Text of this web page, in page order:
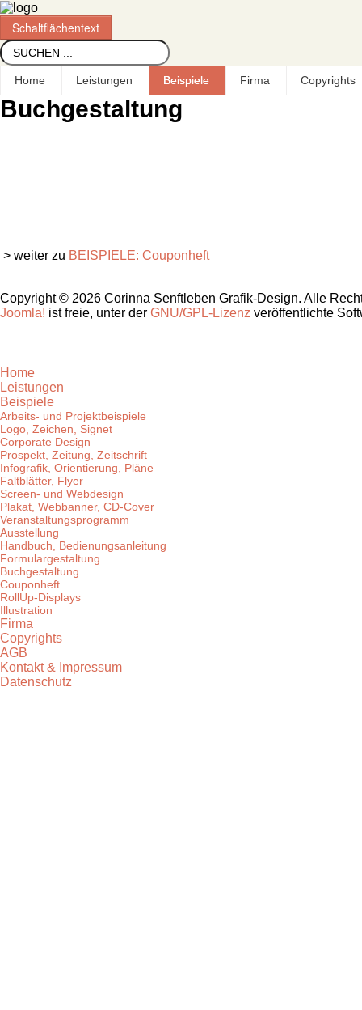
Schaltflächentext
Boxbeschreibung
Home Leistungen Beispiele Firma Copyrights
Buchgestaltung
> weiter zu BEISPIELE: Couponheft
Copyright © 2026 Corinna Senftleben Grafik-Design. Alle
Joomla! ist freie, unter der GNU/GPL-Lizenz veröffentlichte
Home
Leistungen
Beispiele
Arbeits- und Projektbeispiele
Logo, Zeichen, Signet
Corporate Design
Prospekt, Zeitung, Zeitschrift
Infografik, Orientierung, Pläne
Faltblätter, Flyer
Screen- und Webdesign
Plakat, Webbanner, CD-Cover
Veranstaltungsprogramm
Ausstellung
Handbuch, Bedienungsanleitung
Formulargestaltung
Buchgestaltung
Couponheft
RollUp-Displays
Illustration
Firma
Copyrights
AGB
Kontakt & Impressum
Datenschutz